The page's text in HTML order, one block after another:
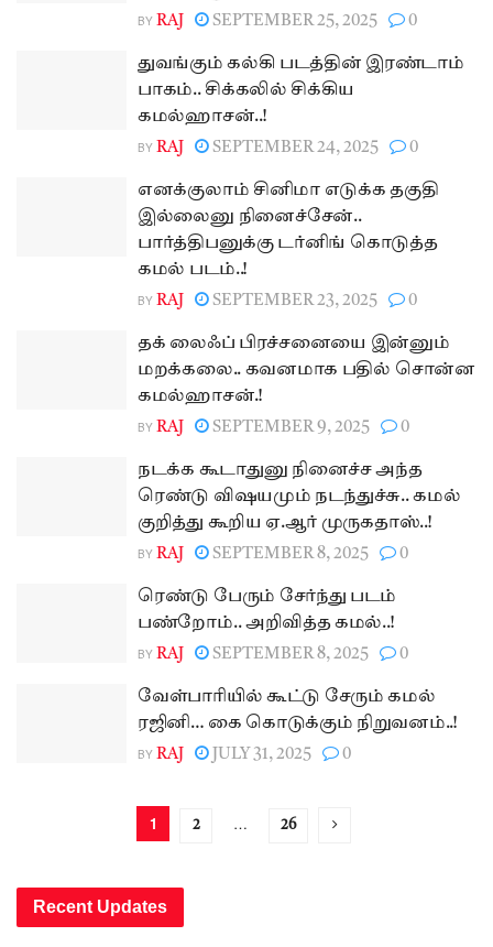
BY RAJ SEPTEMBER 25, 2025 0
துவங்கும் கல்கி படத்தின் இரண்டாம்
பாகம்.. சிக்கலில் சிக்கிய
கமல்ஹாசன்..!
BY RAJ SEPTEMBER 24, 2025 0
எனக்குலாம் சினிமா எடுக்க தகுதி
இல்லைனு நினைச்சேன்..
பார்த்திபனுக்கு டர்னிங் கொடுத்த
கமல் படம்..!
BY RAJ SEPTEMBER 23, 2025 0
தக் லைஃப் பிரச்சனையை இன்னும்
மறக்கலை.. கவனமாக பதில் சொன்ன
கமல்ஹாசன்.!
BY RAJ SEPTEMBER 9, 2025 0
நடக்க கூடாதுனு நினைச்ச அந்த
ரெண்டு விஷயமும் நடந்துச்சு.. கமல்
குறித்து கூறிய ஏ.ஆர் முருகதாஸ்..!
BY RAJ SEPTEMBER 8, 2025 0
ரெண்டு பேரும் சேர்ந்து படம்
பண்றோம்.. அறிவித்த கமல்..!
BY RAJ SEPTEMBER 8, 2025 0
வேள்பாரியில் கூட்டு சேரும் கமல்
ரஜினி… கை கொடுக்கும் நிறுவனம்..!
BY RAJ JULY 31, 2025 0
1 2 … 26
Recent Updates